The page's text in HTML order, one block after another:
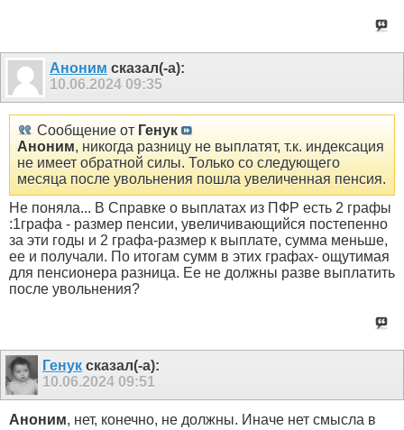
Аноним сказал(-а):
10.06.2024 09:35
Сообщение от Генук
Аноним, никогда разницу не выплатят, т.к. индексация
не имеет обратной силы. Только со следующего
месяца после увольнения пошла увеличенная пенсия.
Не поняла... В Справке о выплатах из ПФР есть 2 графы
:1графа - размер пенсии, увеличивающийся постепенно
за эти годы и 2 графа-размер к выплате, сумма меньше,
ее и получали. По итогам сумм в этих графах- ощутимая
для пенсионера разница. Ее не должны разве выплатить
после увольнения?
Генук сказал(-а):
10.06.2024 09:51
Аноним, нет, конечно, не должны. Иначе нет смысла в